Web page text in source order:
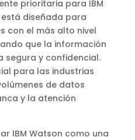
prioritaria para IBM
diseñada para
con el más alto nivel
que la información
segura y confidencial.
para las industrias
de datos
y la atención
IBM Watson como una